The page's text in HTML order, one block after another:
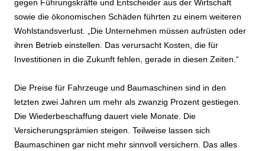
gegen Führungskräfte und Entscheider aus der Wirtschaft
sowie die ökonomischen Schäden führten zu einem weiteren
Wohlstandsverlust. „Die Unternehmen müssen aufrüsten oder
ihren Betrieb einstellen. Das verursacht Kosten, die für
Investitionen in die Zukunft fehlen, gerade in diesen Zeiten.“
Die Preise für Fahrzeuge und Baumaschinen sind in den
letzten zwei Jahren um mehr als zwanzig Prozent gestiegen.
Die Wiederbeschaffung dauert viele Monate. Die
Versicherungsprämien steigen. Teilweise lassen sich
Baumaschinen gar nicht mehr sinnvoll versichern. Das alles